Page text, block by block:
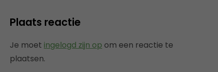
Plaats reactie
Je moet ingelogd zijn op om een reactie te
plaatsen.